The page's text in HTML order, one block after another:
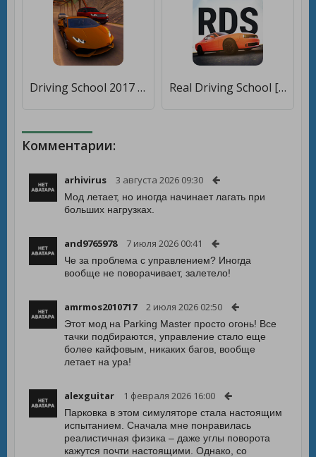
Driving School 2017 [Много монет] Real Driving School [Много денег]
Комментарии:
arhivirus 3 августа 2026 09:30
Мод летает, но иногда начинает лагать при
больших нагрузках.
and9765978 7 июля 2026 00:41
Че за проблема с управлением? Иногда
вообще не поворачивает, залетело!
amrmos2010717 2 июля 2026 02:50
Этот мод на Parking Master просто огонь! Все
тачки подбираются, управление стало еще
более кайфовым, никаких багов, вообще
летает на ура!
alexguitar 1 февраля 2026 16:00
Парковка в этом симуляторе стала настоящим
испытанием. Сначала мне понравилась
реалистичная физика – даже углы поворота
кажутся почти настоящими. Однако, со